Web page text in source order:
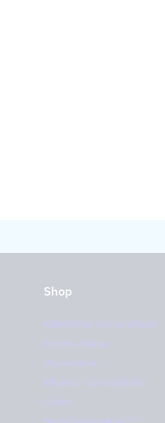
Shop
Köksfläktar och spiskåpor
Externa fläktar
Plasmafilter
Tillbehör till köksfläktar
Outlet